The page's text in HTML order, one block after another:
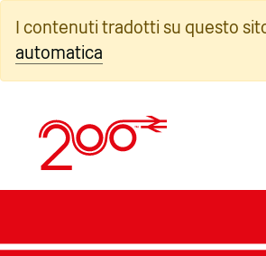
contenuto
I contenuti tradotti su questo
automatica